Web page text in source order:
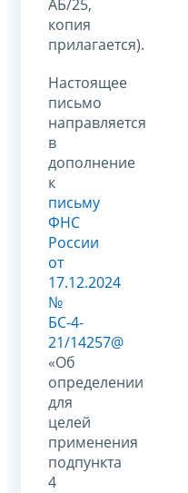
АБ/25,
копия
прилагается).
Настоящее
письмо
направляется
в
дополнение
к
письму
ФНС
России
от
17.12.2024
№
БС-4-
21/14257@
«Об
определении
для
целей
применения
подпункта
4